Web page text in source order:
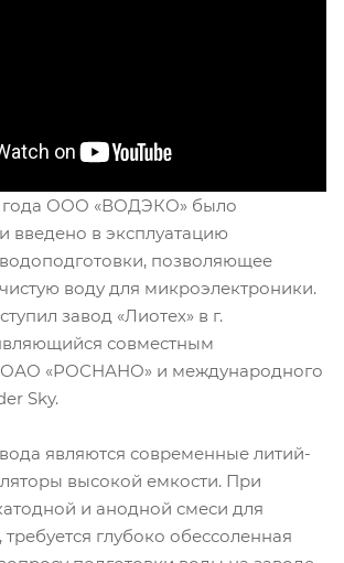
года ООО «ВОДЭКО» было
введено в эксплуатацию
позволяющее
воду для микроэлектроники.
завод «Лиотех» в г.
совместным
ОАО «РОСНАНО» и международного
Sky.
являются современные литий-
высокой емкости. При
и анодной смеси для
глубоко обессоленная